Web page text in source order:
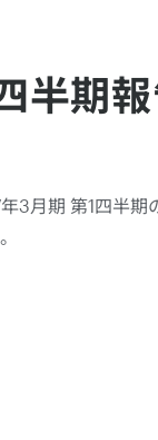
半期報
3月期 第1四半期